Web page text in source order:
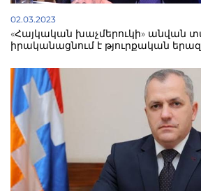
02.03.2023
«Հայկական խաչմերուկի» անվան
իրականացնում է թյուրքական